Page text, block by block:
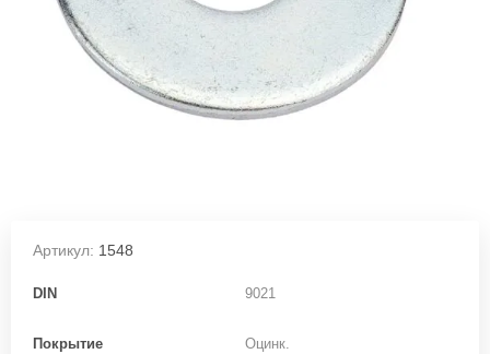
Артикул: 1548
DIN 9021
Покрытие Оцинк.